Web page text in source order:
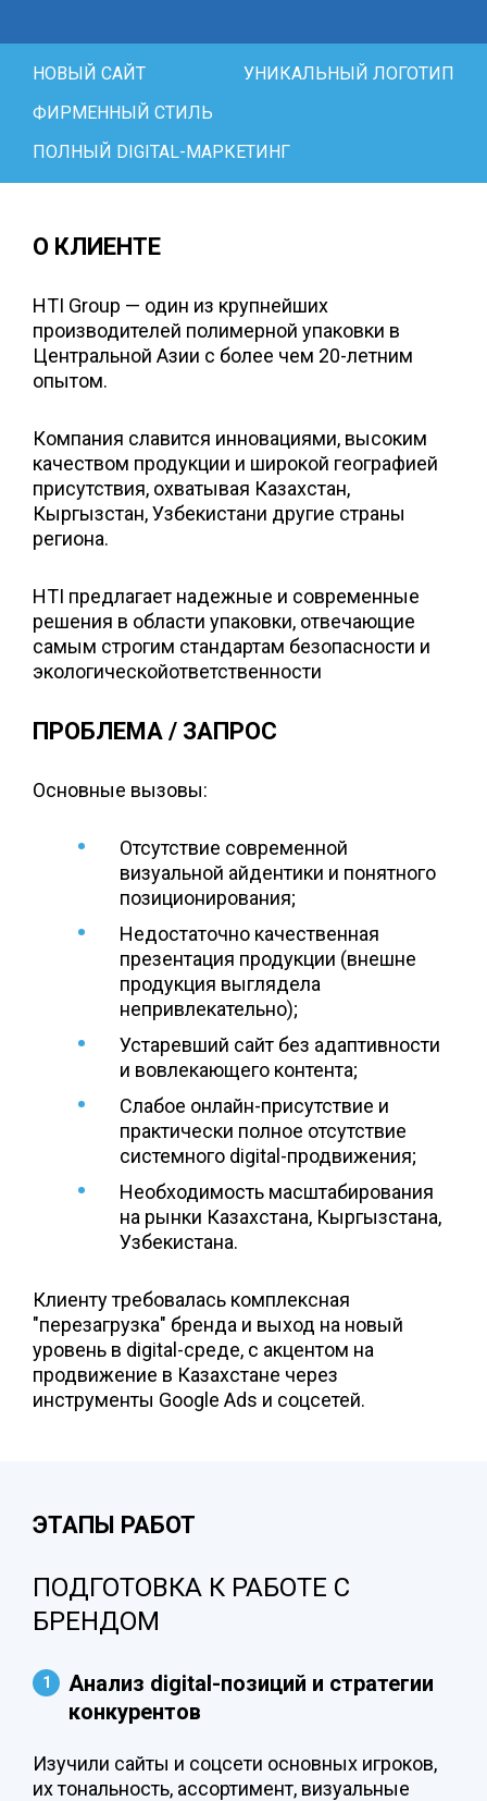
НОВЫЙ САЙТ
УНИКАЛЬНЫЙ ЛОГОТИП
ФИРМЕННЫЙ СТИЛЬ
ПОЛНЫЙ DIGITAL-МАРКЕТИНГ
О КЛИЕНТЕ
HTI Group — один из крупнейших
производителей полимерной упаковки в
Центральной Азии с более чем 20-летним
опытом.
Компания славится инновациями, высоким
качеством продукции и широкой географией
присутствия, охватывая Казахстан,
Кыргызстан, Узбекистани другие страны
региона.
HTI предлагает надежные и современные
решения в области упаковки, отвечающие
самым строгим стандартам безопасности и
экологическойответственности
ПРОБЛЕМА / ЗАПРОС
Основные вызовы:
Отсутствие современной
визуальной айдентики и понятного
позиционирования;
Недостаточно качественная
презентация продукции (внешне
продукция выглядела
непривлекательно);
Устаревший сайт без адаптивности
и вовлекающего контента;
Слабое онлайн-присутствие и
практически полное отсутствие
системного digital-продвижения;
Необходимость масштабирования
на рынки Казахстана, Кыргызстана,
Узбекистана.
Клиенту требовалась комплексная
"перезагрузка" бренда и выход на новый
уровень в digital-среде, с акцентом на
продвижение в Казахстане через
инструменты Google Ads и соцсетей.
ЭТАПЫ РАБОТ
ПОДГОТОВКА К РАБОТЕ С
БРЕНДОМ
Анализ digital-позиций и стратегии
конкурентов
Изучили сайты и соцсети основных игроков,
их тональность, ассортимент, визуальные